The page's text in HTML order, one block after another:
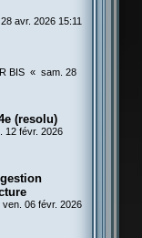
avr. 2026 15:11
BIS « sam. 28
(resolu)
12 févr. 2026
ven. 06 févr. 2026